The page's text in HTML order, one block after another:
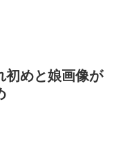
初めと娘画像が